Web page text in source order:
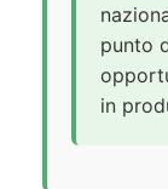
punto
in